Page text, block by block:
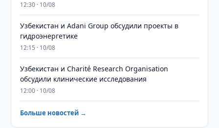
12:30 · 10/08
Узбекистан и Adani Group обсудили проекты в
гидроэнергетике
12:15 · 10/08
Узбекистан и Charité Research Organisation
обсудили клинические исследования
12:00 · 10/08
Больше новостей →